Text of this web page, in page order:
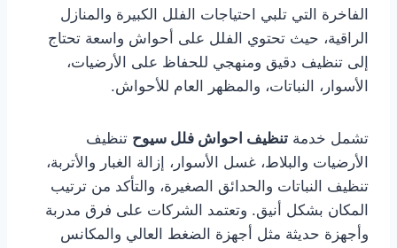
الفاخرة التي تلبي احتياجات الفلل الكبيرة والمنازل
الراقية، حيث تحتوي الفلل على أحواش واسعة تحتاج
إلى تنظيف دقيق ومنهجي للحفاظ على الأرضيات،
الأسوار، النباتات، والمظهر العام للأحواش.
تشمل خدمة تنظيف احواش فلل سيوح تنظيف
الأرضيات والبلاط، غسل الأسوار، إزالة الغبار والأتربة،
تنظيف النباتات والحدائق الصغيرة، والتأكد من ترتيب
المكان بشكل أنيق. وتعتمد الشركات على فرق مدربة
وأجهزة حديثة مثل أجهزة الضغط العالي والمكانس